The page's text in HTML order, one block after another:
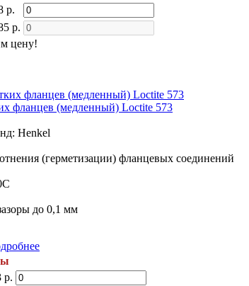
р.
р.
цену!
фланцев (медленный) Loctite 573
Henkel
(герметизации) фланцевых соединений
до 0,1 мм
р.